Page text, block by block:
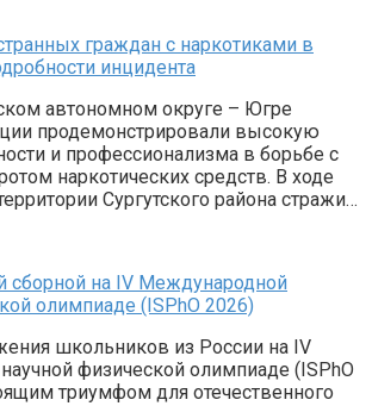
граждан с наркотиками в
инцидента
автономном округе – Югре
продемонстрировали высокую
и профессионализма в борьбе с
наркотических средств. В ходе
Сургутского района стражи…
сборной на IV Международной
олимпиаде (ISPhO 2026)
школьников из России на IV
физической олимпиаде (ISPhO
триумфом для отечественного